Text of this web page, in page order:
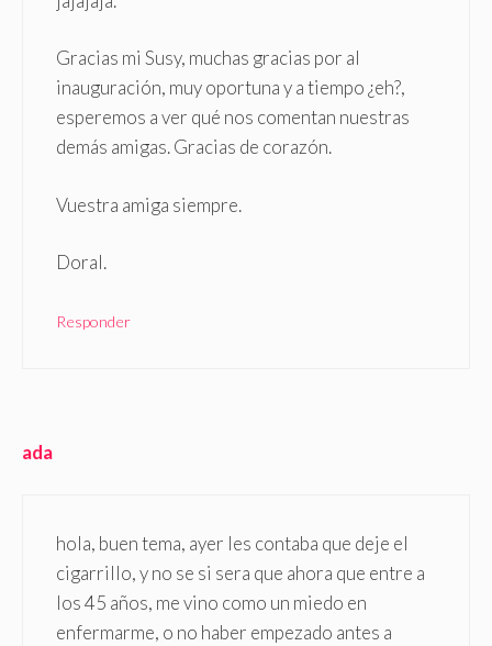
Gracias mi Susy, muchas gracias por al
inauguración, muy oportuna y a tiempo ¿eh?,
esperemos a ver qué nos comentan nuestras
demás amigas. Gracias de corazón.
Vuestra amiga siempre.
Doral.
Responder
ada
hola, buen tema, ayer les contaba que deje el
cigarrillo, y no se si sera que ahora que entre a
los 45 años, me vino como un miedo en
enfermarme, o no haber empezado antes a